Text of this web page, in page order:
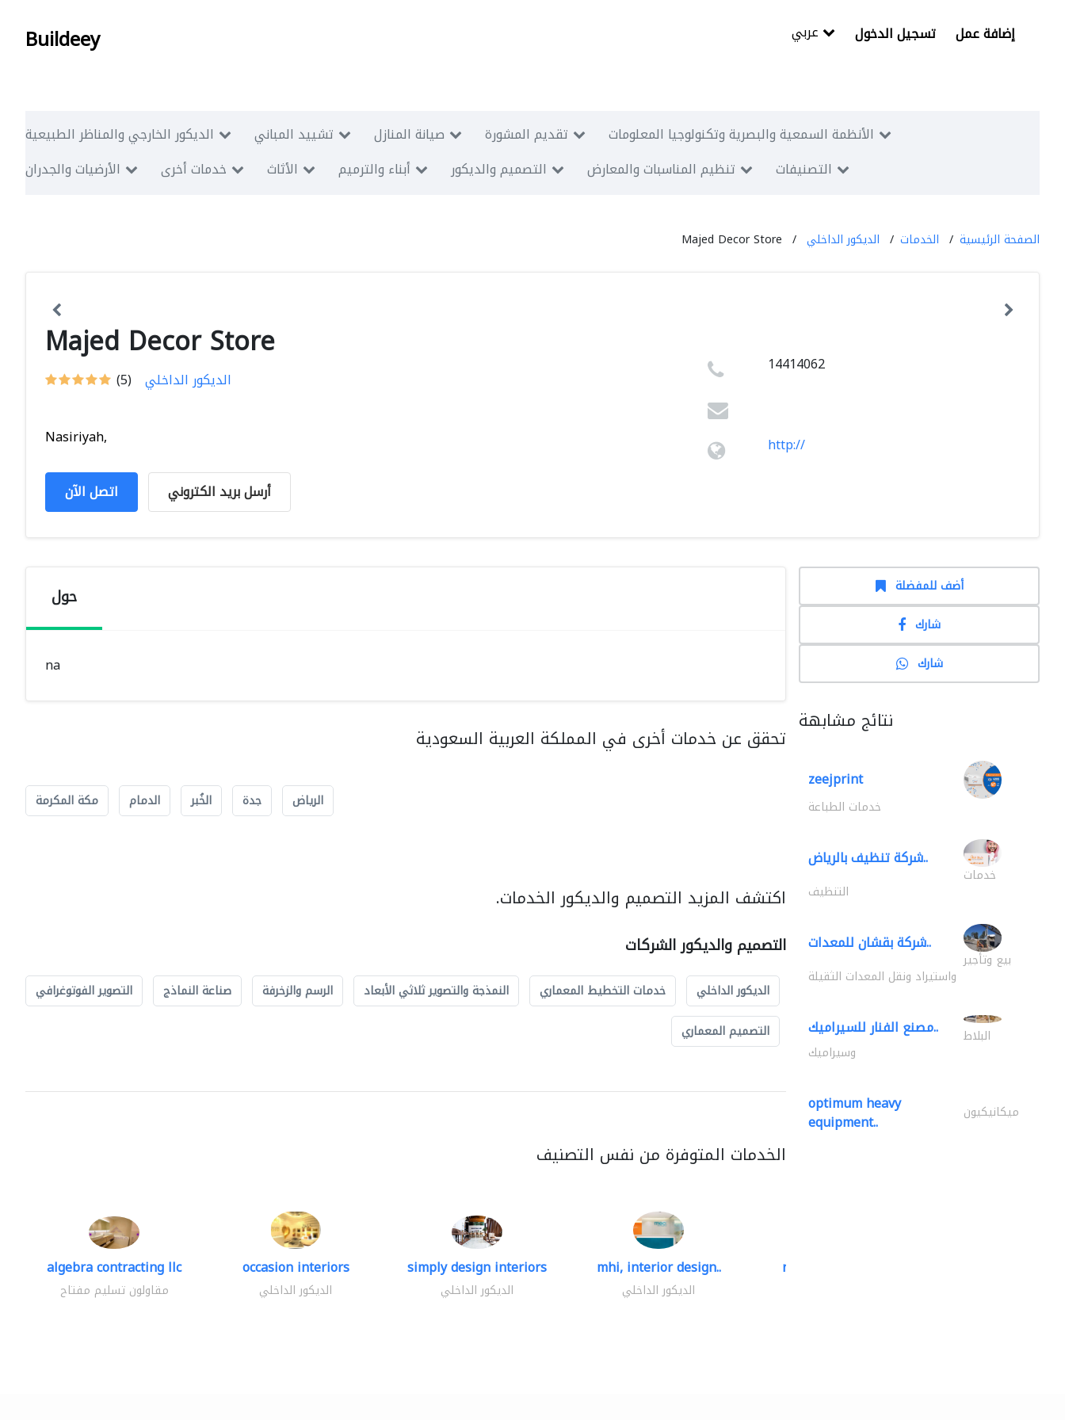
Buildeey تسجيل الدخول إضافة عمل
الديكور الخارجي والمناظر الطبيعية تشييد المباني صيانة المنازل تقديم المشورة
الأنظمة السمعية والبصرية وتكنولوجيا المعلومات
الأرضيات والجدران
خدمات أخرى الأثاث أبناء والترميم التصميم والديكور تنظيم المناسبات والمعارض التصنيفات
الصفحة الرئيسية الخدمات الديكور الداخلي Majed Decor Store
Majed Decor Store
(5) الديكور الداخلي
Nasiriyah,
اتصل الآن أرسل بريد الكتروني
14414062
http://
حول
na
تحقق عن خدمات أخرى في المملكة العربية السعودية
الرياض جدة الخُبر الدمام مكة المكرمة
اكتشف المزيد التصميم والديكور الخدمات.
التصميم والديكور الشركات
الديكور الداخلي خدمات التخطيط المعماري النمذجة والتصوير ثلاثي الأبعاد الرسم والزخرفة صناعة النماذج
التصوير الفوتوغرافي
التصميم المعماري
الخدمات المتوفرة من نفس التصنيف
algebra contracting llc
مقاولون تسليم مفتاح
occasion interiors
الديكور الداخلي
simply design interiors
الديكور الداخلي
mhi, interior design..
الديكور الداخلي
neo space interiors
أضف للمفضلة
شارك
شارك
نتائج مشابهة
zeejprint
خدمات الطباعة
شركة تنظيف بالرياض..
خدمات
التنظيف
شركة بقشان للمعدات..
بيع وتأجير
واستيراد ونقل المعدات الثقيلة
مصنع الفنار للسيراميك.. البلاط
وسيراميك
optimum heavy
equipment.. ميكانيكيون